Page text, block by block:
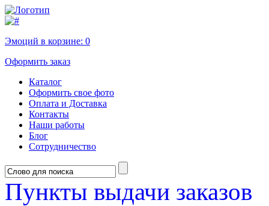
Эмоций в корзине: 0
Оформить заказ
Каталог
Оформить свое фото
Оплата и Доставка
Контакты
Наши работы
Блог
Сотрудничество
Пункты выдачи заказов